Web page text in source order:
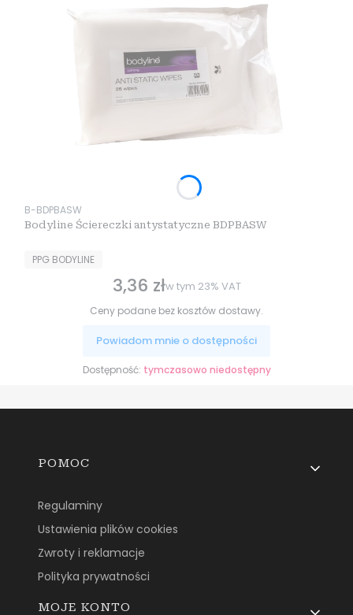
Kod produktu
B-BDPBASW
Bodyline Ściereczki antystatyczne BDPBASW
PRODUCENT
PPG BODYLINE
Cena brutto
3,36 złw tym 23% VAT
Ceny podane bez kosztów dostawy.
Powiadom mnie o dostępności
Dostępność: tymczasowo niedostępny
Linki w stopce
POMOC
Regulaminy
Ustawienia plików cookies
Zwroty i reklamacje
Polityka prywatności
MOJE KONTO